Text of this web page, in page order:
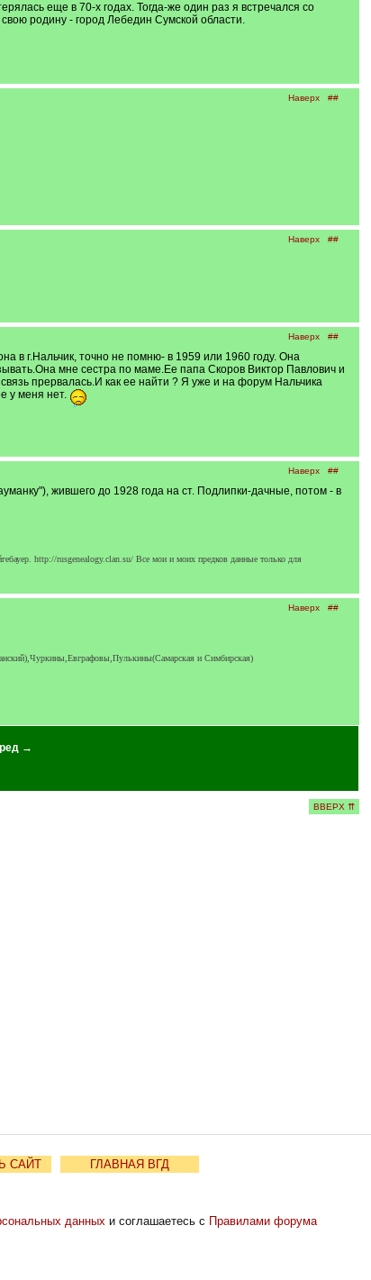
еще в 70-х годах. Тогда-же один раз я встречался со
родину - город Лебедин Сумской области.
Наверх ##
Наверх ##
Наверх ##
г.Нальчик, точно не помню- в 1959 или 1960 году. Она
мне сестра по маме.Ее папа Скоров Виктор Павлович и
прервалась.И как ее найти ? Я уже и на форум Нальчика
у меня нет.
Наверх ##
жившего до 1928 года на ст. Подлипки-дачные, потом - в
http://rusgenealogy.clan.su/ Все мои и моих предков данные только для
Наверх ##
и Симбирская)
→
ВВЕРХ ⇈
САЙТ
ГЛАВНАЯ ВГД
данных и соглашаетесь с Правилами форума